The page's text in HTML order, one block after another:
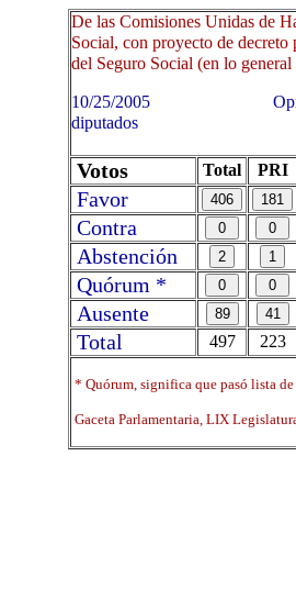
De las Comisiones Unidas de
Social, con proyecto de
del Seguro Social (en lo
10/25/2005 Oprima
diputados
Votos Total PRI
Favor
Contra
Abstención
Quórum *
Ausente
Total
497 223
* Quórum, significa que pasó lista
Gaceta Parlamentaria, LIX